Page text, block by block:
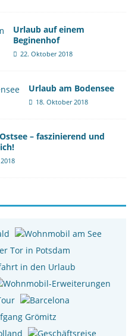
Urlaub auf einem
Beginenhof
22. Oktober 2018
Urlaub am Bodensee
18. Oktober 2018
– faszinierend und